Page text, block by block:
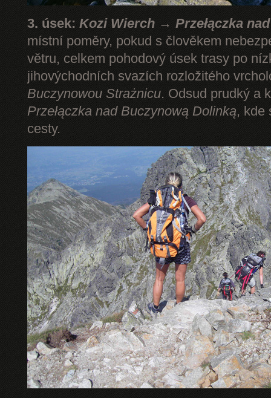
3. úsek: Kozi Wierch → Przełączka
místní poměry, pokud s člověkem
větru, celkem pohodový úsek trasy po
jihovýchodních svazích rozložitého
Buczynowou Strażnicu. Odsud prudký a
Przełączka nad Buczynową Dolinką, kde
cesty.